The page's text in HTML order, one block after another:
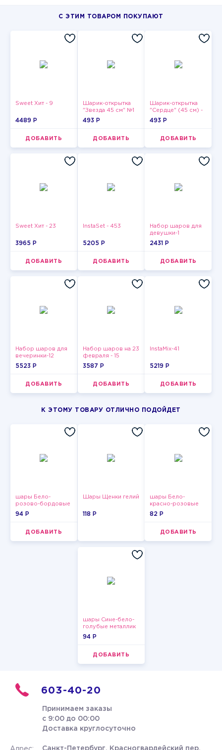
С ЭТИМ ТОВАРОМ ПОКУПАЮТ
Sweet Хит - 9
4489 P
ДОБАВИТЬ
Шарик-открытка
"Звезда 45 см" №1
493 P
ДОБАВИТЬ
Шарик-открытка
"Сердце" (45 см) -
2
493 P
ДОБАВИТЬ
Sweet Хит - 23
3965 P
ДОБАВИТЬ
InstaSet - 453
5205 P
ДОБАВИТЬ
Набор шаров для
девушки-1
2431 P
ДОБАВИТЬ
Набор шаров для
вечеринки-12
5523 P
ДОБАВИТЬ
Набор шаров на 23
февраля - 15
3587 P
ДОБАВИТЬ
InstaMix-41
5219 P
ДОБАВИТЬ
К ЭТОМУ ТОВАРУ ОТЛИЧНО ПОДОЙДЕТ
шары Бело-
розово-бордовые
металлик
94 P
ДОБАВИТЬ
Шары Щенки гелий
118 P
шары Бело-
красно-розовые
пастельные
82 P
ДОБАВИТЬ
шары Сине-бело-
голубые металлик
94 P
ДОБАВИТЬ
603-40-20
Принимаем заказы
с 9:00 до 00:00
Доставка круглосуточно
Санкт-Петербург, Красногвардейский пер.